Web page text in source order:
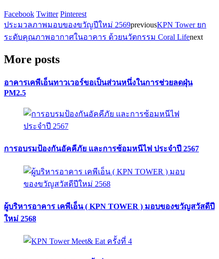
Facebook Twitter Pinterest
ประมวลภาพมอบของขวัญปีใหม่ 2569previousKPN Tower ยก
ระดับคุณภาพอากาศในอาคาร ด้วยนวัตกรรม Coral Lifenext
More posts
อาคารเคพีเอ็นทาวเวอร์ขอเป็นส่วนหนึ่งในการช่วยลดฝุ่น
PM2.5
การอบรมป้องกันอัคคีภัย และการซ้อมหนีไฟ ประจำปี 2567
ผู้บริหารอาคาร เคพีเอ็น ( KPN TOWER ) มอบของขวัญสวัสดีปี
ใหม่ 2568